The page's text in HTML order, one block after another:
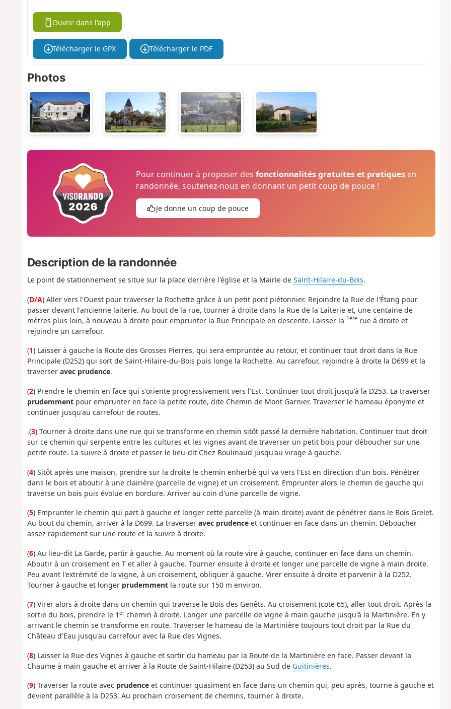
Ouvrir dans l'app
Télécharger le GPX Télécharger le PDF
Photos
Pour continuer à proposer desfonctionnalités gratuites et pratiques en
randonnée, soutenez-nous en donnant un petit coup de pouce !
Je donne un coup de pouce
Description de la randonnée
Le point de stationnement se situe sur la place derrière l'église et la Mairie de Saint-Hilaire-du-Bois.
(D/A) Aller vers l'Ouest pour traverser la Rochette grâce à un petit pont piétonnier. Rejoindre la Rue de l'Étang pour
passer devant l'ancienne laiterie. Au bout de la rue, tourner à droite dans la Rue de la Laiterie et, une centaine de
mètres plus loin, à nouveau à droite pour emprunter la Rue Principale en descente. Laisser la 1èrerue à droite et
rejoindre un carrefour.
(1) Laisser à gauche la Route des Grosses Pierres, qui sera empruntée au retour, et continuer tout droit dans la Rue
Principale (D252) qui sort de Saint-Hilaire-du-Bois puis longe la Rochette. Au carrefour, rejoindre à droite la D699 et la
traverser avec prudence.
(2) Prendre le chemin en face qui s'oriente progressivement vers l'Est. Continuer tout droit jusqu'à la D253. La traverser
prudemmentpour emprunter en face la petite route, dite Chemin de Mont Garnier. Traverser le hameau éponyme et
continuer jusqu'au carrefour de routes.
.(3) Tourner à droite dans une rue qui se transforme en chemin sitôt passé la dernière habitation. Continuer tout droit
sur ce chemin qui serpente entre les cultures et les vignes avant de traverser un petit bois pour déboucher sur une
petite route. La suivre à droite et passer le lieu-dit Chez Boulinaud jusqu'au virage à gauche.
(4) Sitôt après une maison, prendre sur la droite le chemin enherbé qui va vers l'Est en direction d'un bois. Pénétrer
dans le bois et aboutir à une clairière (parcelle de vigne) et un croisement. Emprunter alors le chemin de gauche qui
traverse un bois puis évolue en bordure. Arriver au coin d'une parcelle de vigne.
(5) Emprunter le chemin qui part à gauche et longer cette parcelle (à main droite) avant de pénétrer dans le Bois Grelet.
Au bout du chemin, arriver à la D699. La traverser avec prudenceet continuer en face dans un chemin. Déboucher
assez rapidement sur une route et la suivre à droite.
(6) Au lieu-dit La Garde, partir à gauche. Au moment où la route vire à gauche, continuer en face dans un chemin.
Aboutir à un croisement en T et aller à gauche. Tourner ensuite à droite et longer une parcelle de vigne à main droite.
Peu avant l'extrémité de la vigne, à un croisement, obliquer à gauche. Virer ensuite à droite et parvenir à la D252.
Tourner à gauche et longer prudemmentla route sur 150 m environ.
(7) Virer alors à droite dans un chemin qui traverse le Bois des Genêts. Au croisement (cote 65), aller tout droit. Après la
sortie du bois, prendre le 1 erchemin à droite. Longer une parcelle de vigne à main gauche jusqu'à la Martinière. En y
arrivant le chemin se transforme en route. Traverser le hameau de la Martinière toujours tout droit par la Rue du
Château d'Eau jusqu'au carrefour avec la Rue des Vignes.
(8) Laisser la Rue des Vignes à gauche et sortir du hameau par la Route de la Martinière en face. Passer devant la
Chaume à main gauche et arriver à la Route de Saint-Hilaire (D253) au Sud de Guitinières.
(9) Traverser la route avec prudenceet continuer quasiment en face dans un chemin qui, peu après, tourne à gauche et
devient parallèle à la D253. Au prochain croisement de chemins, tourner à droite.